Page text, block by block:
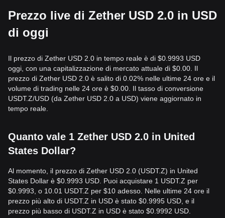
Prezzo live di Zether USD 2.0 in USD
di oggi
Il prezzo di Zether USD 2.0 in tempo reale è di $0.9993 USD
oggi, con una capitalizzazione di mercato attuale di $0.00. Il
prezzo di Zether USD 2.0 è salito di 0.02% nelle ultime 24 ore e il
volume di trading nelle 24 ore è $0.00. Il tasso di conversione
USDT.Z/USD (da Zether USD 2.0 a USD) viene aggiornato in
tempo reale.
Quanto vale 1 Zether USD 2.0 in United
States Dollar?
Al momento, il prezzo di Zether USD 2.0 (USDT.Z) in United
States Dollar è $0.9993 USD. Puoi acquistare 1 USDT.Z per
$0.9993, o 10.01 USDT.Z per $10 adesso. Nelle ultime 24 ore il
prezzo più alto di USDT.Z in USD è stato $0.9995 USD, e il
prezzo più basso di USDT.Z in USD è stato $0.9992 USD.